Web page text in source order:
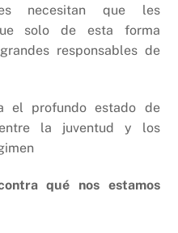
necesitan que les
solo de esta forma
responsables de
el profundo estado de
la juventud y los
qué nos estamos